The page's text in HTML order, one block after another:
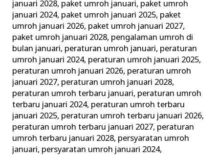
januari 2028, paket umroh januari, paket umroh
januari 2024, paket umroh januari 2025, paket
umroh januari 2026, paket umroh januari 2027,
paket umroh januari 2028, pengalaman umroh di
bulan januari, peraturan umroh januari, peraturan
umroh januari 2024, peraturan umroh januari 2025,
peraturan umroh januari 2026, peraturan umroh
januari 2027, peraturan umroh januari 2028,
peraturan umroh terbaru januari, peraturan umroh
terbaru januari 2024, peraturan umroh terbaru
januari 2025, peraturan umroh terbaru januari 2026,
peraturan umroh terbaru januari 2027, peraturan
umroh terbaru januari 2028, persyaratan umroh
januari, persyaratan umroh januari 2024,